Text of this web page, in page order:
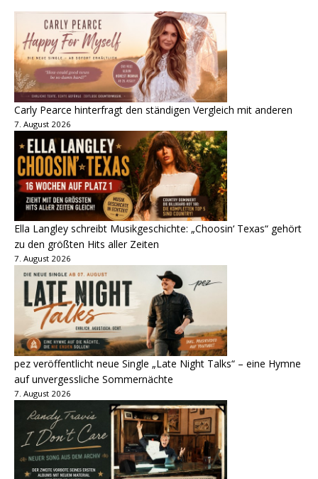
Carly Pearce hinterfragt den ständigen Vergleich mit anderen
7. August 2026
Ella Langley schreibt Musikgeschichte: „Choosin‘ Texas“ gehört
zu den größten Hits aller Zeiten
7. August 2026
pez veröffentlicht neue Single „Late Night Talks“ – eine Hymne
auf unvergessliche Sommernächte
7. August 2026